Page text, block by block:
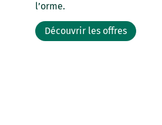
l’orme.
Découvrir les offres